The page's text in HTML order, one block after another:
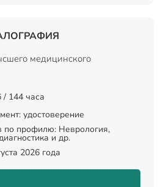
медицинского
/ 144 часа
удостоверение
по профилю: Неврология,
и др.
2026 года